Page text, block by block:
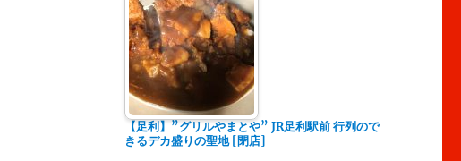
【足利】”グリルやまとや” JR足利駅前 行列ので
きるデカ盛りの聖地 [閉店]